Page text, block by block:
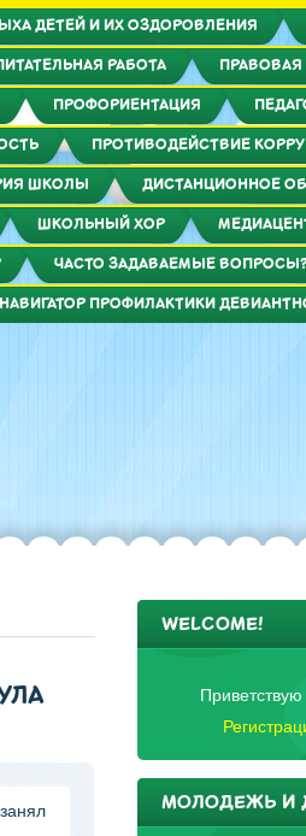
ДЕТЕЙ И ИХ ОЗДОРОВЛЕНИЯ
РАБОТА ПРАВОВАЯ
ПРОФОРИЕНТАЦИЯ
ПРОТИВОДЕЙСТВИЕ
ШКОЛЫ ДИСТАНЦИОННОЕ
ШКОЛЬНЫЙ ХОР
ЧАСТО ЗАДАВАЕМЫЕ
НАВИГАТОР ПРОФИЛАКТИКИ
WELCOME!
МОЛОДЕЖЬ И